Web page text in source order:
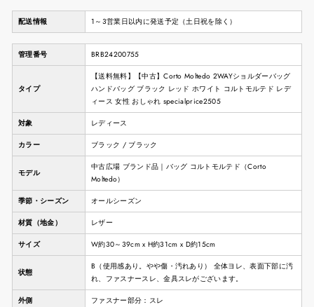
配送情報 1～3営業日以内に発送予定（土日祝を除く）
管理番号 BRB24200755
タイプ
【送料無料】【中古】Corto Moltedo 2WAYショルダーバッグ
ハンドバッグ ブラック レッド ホワイト コルトモルテド レデ
ィース 女性 おしゃれ specialprice2505
対象 レディース
カラー ブラック / ブラック
モデル
中古広場 ブランド品｜バッグ コルトモルテド（Corto
Moltedo）
季節・シーズン オールシーズン
材質（地金） レザー
サイズ W約30～39cm x H約31cm x D約15cm
状態
B（使用感あり。やや傷・汚れあり） 全体ヨレ、表面下部に汚
れ、ファスナースレ、金具スレがございます。
外側 ファスナー部分：スレ